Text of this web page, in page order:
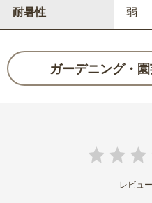
耐暑性 弱
ガーデニング・
レビュ